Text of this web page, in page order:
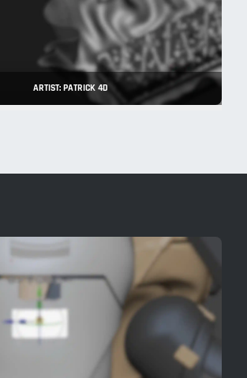
ARTIST: PATRICK 4D